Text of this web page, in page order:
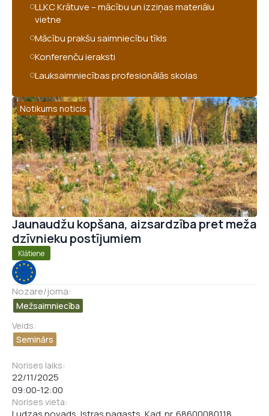
LLKC Krātuve – mācību un izziņas materiālu
vietne
Mācību prakšu saimniecību tīkls
Konferenču ieraksti
Lauksaimniecības profesionālās skolas
Notikums noticis
Jaunaudžu kopšana, aizsardzība pret meža
dzīvnieku postījumiem
Klātiene
Nozare/joma:
Mežsaimniecība
Veids:
Seminārs
Norises laiks:
22/11/2025
09:00-12:00
Norises vieta: